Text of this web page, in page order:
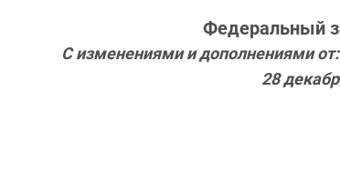
Федеральный
C изменениями и дополнениями
28